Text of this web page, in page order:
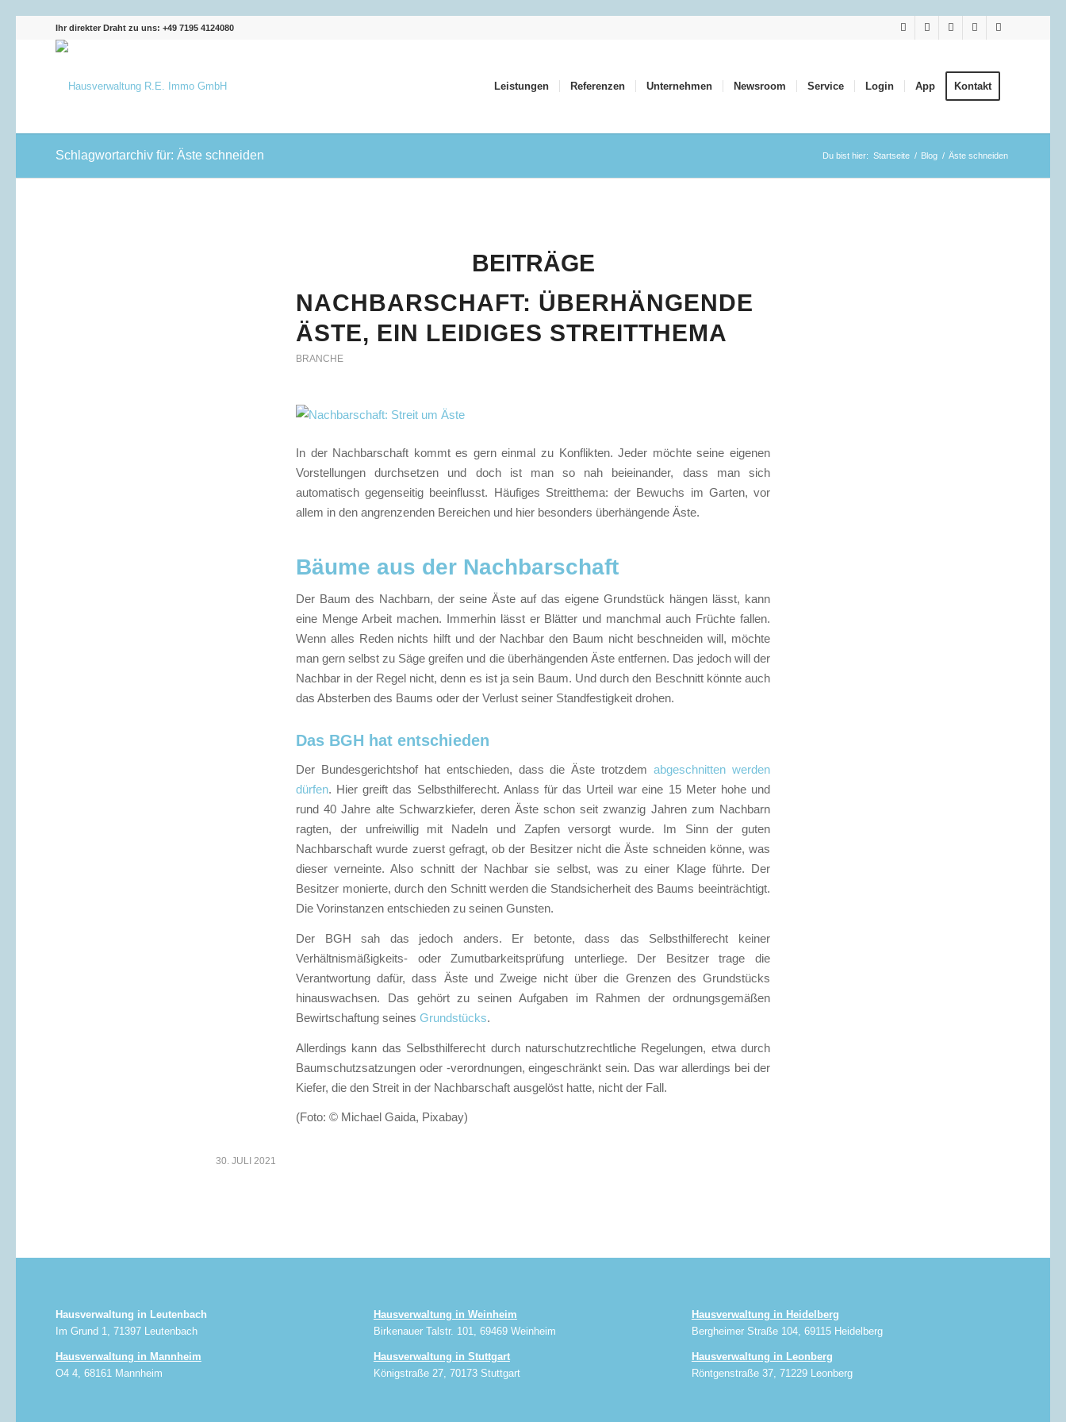
Ihr direkter Draht zu uns: +49 7195 4124080
Leistungen Referenzen Unternehmen Newsroom Service Login App Kontakt
Schlagwortarchiv für: Äste schneiden Du bist hier: Startseite / Blog / Äste schneiden
BEITRÄGE
NACHBARSCHAFT: ÜBERHÄNGENDE
ÄSTE, EIN LEIDIGES STREITTHEMA
BRANCHE
In der Nachbarschaft kommt es gern einmal zu Konflikten. Jeder möchte seine eigenen
Vorstellungen durchsetzen und doch ist man so nah beieinander, dass man sich
automatisch gegenseitig beeinflusst. Häufiges Streitthema: der Bewuchs im Garten, vor
allem in den angrenzenden Bereichen und hier besonders überhängende Äste.
Bäume aus der Nachbarschaft
Der Baum des Nachbarn, der seine Äste auf das eigene Grundstück hängen lässt, kann
eine Menge Arbeit machen. Immerhin lässt er Blätter und manchmal auch Früchte fallen.
Wenn alles Reden nichts hilft und der Nachbar den Baum nicht beschneiden will, möchte
man gern selbst zu Säge greifen und die überhängenden Äste entfernen. Das jedoch will der
Nachbar in der Regel nicht, denn es ist ja sein Baum. Und durch den Beschnitt könnte auch
das Absterben des Baums oder der Verlust seiner Standfestigkeit drohen.
Das BGH hat entschieden
Der Bundesgerichtshof hat entschieden, dass die Äste trotzdemabgeschnitten werden
dürfen. Hier greift das Selbsthilferecht. Anlass für das Urteil war eine 15 Meter hohe und
rund 40 Jahre alte Schwarzkiefer, deren Äste schon seit zwanzig Jahren zum Nachbarn
ragten, der unfreiwillig mit Nadeln und Zapfen versorgt wurde. Im Sinn der guten
Nachbarschaft wurde zuerst gefragt, ob der Besitzer nicht die Äste schneiden könne, was
dieser verneinte. Also schnitt der Nachbar sie selbst, was zu einer Klage führte. Der
Besitzer monierte, durch den Schnitt werden die Standsicherheit des Baums beeinträchtigt.
Die Vorinstanzen entschieden zu seinen Gunsten.
Der BGH sah das jedoch anders. Er betonte, dass das Selbsthilferecht keiner
Verhältnismäßigkeits- oder Zumutbarkeitsprüfung unterliege. Der Besitzer trage die
Verantwortung dafür, dass Äste und Zweige nicht über die Grenzen des Grundstücks
hinauswachsen. Das gehört zu seinen Aufgaben im Rahmen der ordnungsgemäßen
Bewirtschaftung seines Grundstücks.
Allerdings kann das Selbsthilferecht durch naturschutzrechtliche Regelungen, etwa durch
Baumschutzsatzungen oder -verordnungen, eingeschränkt sein. Das war allerdings bei der
Kiefer, die den Streit in der Nachbarschaft ausgelöst hatte, nicht der Fall.
(Foto: © Michael Gaida, Pixabay)
30. JULI 2021
Hausverwaltung in Leutenbach
Im Grund 1, 71397 Leutenbach
Hausverwaltung in Mannheim
O4 4, 68161 Mannheim
Hausverwaltung in Weinheim
Birkenauer Talstr. 101, 69469 Weinheim
Hausverwaltung in Stuttgart
Königstraße 27, 70173 Stuttgart
Hausverwaltung in Heidelberg
Bergheimer Straße 104, 69115 Heidelberg
Hausverwaltung in Leonberg
Röntgenstraße 37, 71229 Leonberg